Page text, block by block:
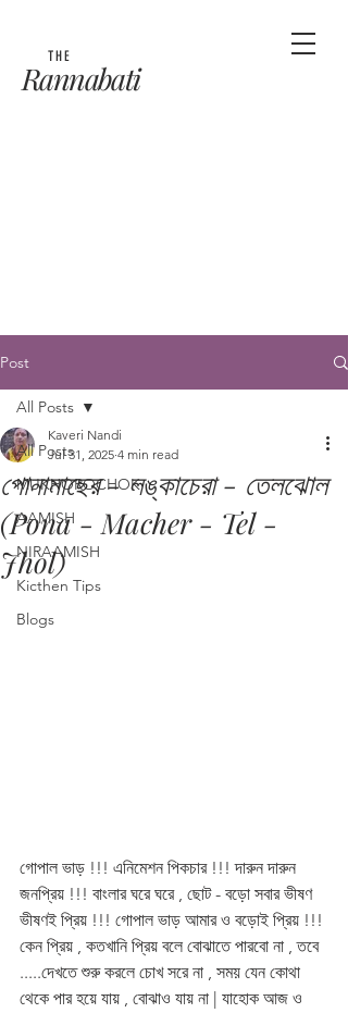
THE
Rannabati
Post
All Posts
MUKHOROCHOK
AAMISH
NIRAAMISH
Kicthen Tips
Blogs
All Posts
পোনামাছের - লঙ্কাচেরা - তেলঝোল
(Pona - Macher - Tel -
Jhol)
Kaveri Nandi
Jul 31, 2025 4 min read
গোপাল ভাড় !!! এনিমেশন পিকচার !!! দারুন দারুন
জনপ্রিয় !!! বাংলার ঘরে ঘরে , ছোট - বড়ো সবার ভীষণ
ভীষণই প্রিয় !!! গোপাল ভাড় আমার ও বড়োই প্রিয় !!!
কেন প্রিয় , কতখানি প্রিয় বলে বোঝাতে পারবো না , তবে
.....দেখতে শুরু করলে চোখ সরে না , সময় যেন কোথা
থেকে পার হয়ে যায় , বোঝাও যায় না | যাহোক আজ ও